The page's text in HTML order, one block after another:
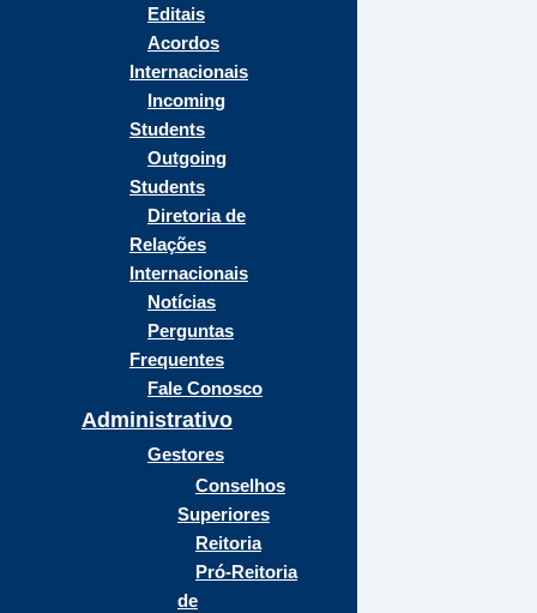
Editais
Acordos
Internacionais
Incoming
Students
Outgoing
Students
Diretoria de
Relações
Internacionais
Notícias
Perguntas
Frequentes
Fale Conosco
Administrativo
Gestores
Conselhos
Superiores
Reitoria
Pró-Reitoria
de